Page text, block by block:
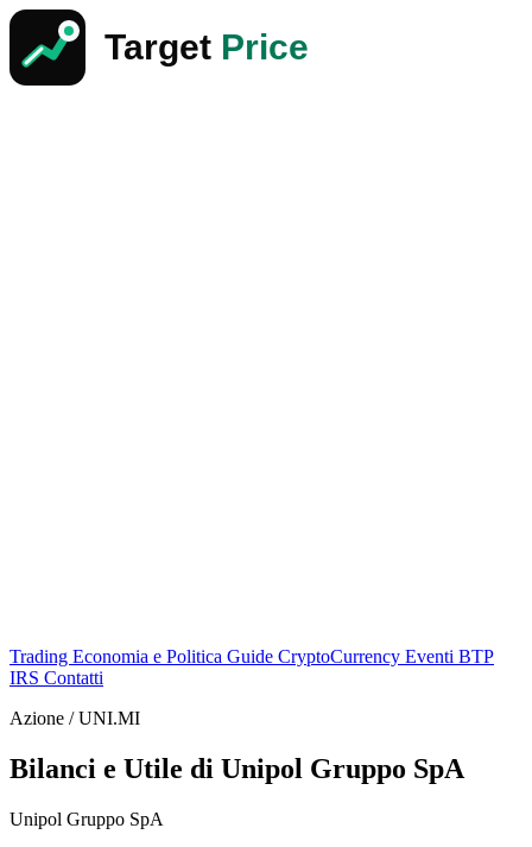
Trading Economia e Politica Guide CryptoCurrency Eventi BTP
IRS Contatti
Azione / UNI.MI
Bilanci e Utile di Unipol Gruppo SpA
Unipol Gruppo SpA